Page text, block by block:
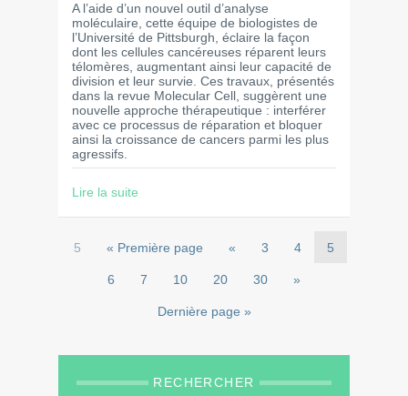
A l’aide d’un nouvel outil d’analyse
moléculaire, cette équipe de biologistes de
l’Université de Pittsburgh, éclaire la façon
dont les cellules cancéreuses réparent leurs
télomères, augmentant ainsi leur capacité de
division et leur survie. Ces travaux, présentés
dans la revue Molecular Cell, suggèrent une
nouvelle approche thérapeutique : interférer
avec ce processus de réparation et bloquer
ainsi la croissance de cancers parmi les plus
agressifs.
Lire la suite
5 « Première page « 3 4 5
6 7 10 20 30 »
Dernière page »
RECHERCHER